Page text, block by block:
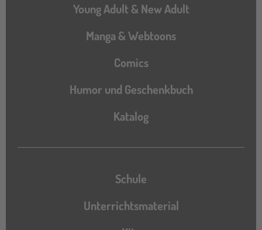
Young Adult & New Adult
Manga & Webtoons
Comics
Humor und Geschenkbuch
Katalog
Katalog
Schule
Unterrichtsmaterial